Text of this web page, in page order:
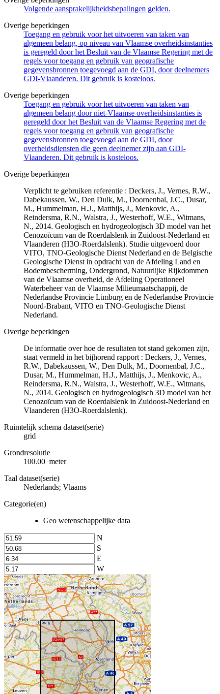
Volgende aansprakelijkheidsbepalingen gelden.
Overige beperkingen
Toegang en gebruik voor het uitvoeren van taken van
algemeen belang, op niveau van Vlaamse overheidsinstanties
is geregeld door het Besluit van de Vlaamse Regering met de
regels voor toegang en gebruik van geografische
gegevensbronnen toegevoegd aan de GDI, door deelnemers
GDI-Vlaanderen. Dit gebruik is kosteloos.
Overige beperkingen
Toegang en gebruik voor het uitvoeren van taken van
algemeen belang door niet-Vlaamse overheidsinstanties is
geregeld door het Besluit van de Vlaamse Regering met de
regels voor toegang en gebruik van geografische
gegevensbronnen toegevoegd aan de GDI, door
overheidsdiensten die geen deelnemer zijn aan GDI-
Vlaanderen. Dit gebruik is kosteloos.
Overige beperkingen
Verplicht te gebruiken referentie : Deckers, J., Vernes, R.W.,
Dabekaussen, W., Den Dulk, M., Doornenbal, J.C., Dusar,
M., Hummelman, H.J., Matthijs, J., Menkovic, A.,
Reindersma, R.N., Walstra, J., Westerhoff, W.E., Witmans,
N., 2014. Geologisch en hydrogeologisch 3D model van het
Cenozoïcum van de Roerdalslenk in Zuidoost-Nederland en
Vlaanderen (H3O-Roerdalslenk). Studie uitgevoerd door
VITO, TNO-Geologische Dienst Nederland en de Belgische
Geologische Dienst in opdracht van de Afdeling Land en
Bodembescherming, Ondergrond, Natuurlijke Rijkdommen
van de Vlaamse overheid, de Afdeling Operationeel
Waterbeheer van de Vlaamse Milieumaatschappij, de
Nederlandse Provincie Limburg en de Nederlandse Provincie
Noord-Brabant, VITO en TNO-Geologische Dienst
Nederland.
Overige beperkingen
De informatie over hoe de resultaten tot stand gekomen zijn,
staat vermeld in het bijhorend rapport : Deckers, J., Vernes,
R.W., Dabekaussen, W., Den Dulk, M., Doornenbal, J.C.,
Dusar, M., Hummelman, H.J., Matthijs, J., Menkovic, A.,
Reindersma, R.N., Walstra, J., Westerhoff, W.E., Witmans,
N., 2014. Geologisch en hydrogeologisch 3D model van het
Cenozoïcum van de Roerdalslenk in Zuidoost-Nederland en
Vlaanderen (H3O-Roerdalslenk).
Ruimtelijk schema dataset(serie)
grid
Grondresolutie
100.00 meter
Taal dataset(serie)
Nederlands; Vlaams
Categorie(en)
Geo wetenschappelijke data
N
S
E
W